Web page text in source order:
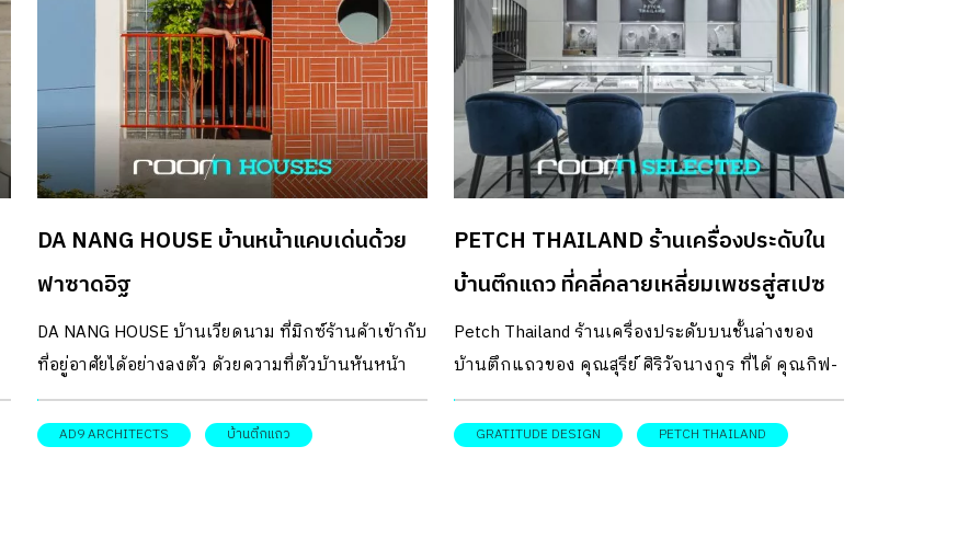
DA NANG HOUSE บ้านหน้าแคบเด่นด้วย
ฟาซาดอิฐ
DA NANG HOUSE บ้านเวียดนาม ที่มิกซ์ร้านค้าเข้ากับ
ที่อยู่อาศัยได้อย่างลงตัว ด้วยความที่ตัวบ้านหันหน้า
ทางทิศตะวันตกจึงมีแบบฟาซาดอิฐช่วยกันแดด
AD9 ARCHITECTS บ้านตึกแถว
PETCH THAILAND ร้านเครื่องประดับใน
บ้านตึกแถว ที่คลี่คลายเหลี่ยมเพชรสู่สเปซ
จับต้องได้
Petch Thailand ร้านเครื่องประดับบนชั้นล่างของ
บ้านตึกแถวของ คุณสุรีย์ ศิริวัจนางกูร ที่ได้ คุณกิฟ-
วรากร เติมวัฒนาภักดี มัณฑนากรจาก Gratitude
Design มาคลี่คลายเหลี่ยมเพชรสู่สเปซจับต้องได้ใน
GRATITUDE DESIGN PETCH THAILAND